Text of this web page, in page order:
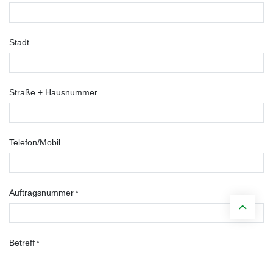
Stadt
Straße + Hausnummer
Telefon/Mobil
Auftragsnummer *
Betreff *